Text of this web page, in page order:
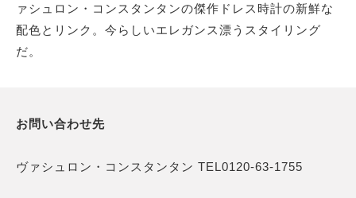
ァシュロン・コンスタンタンの傑作ドレス時計の新鮮な
配色とリンク。今らしいエレガンス漂うスタイリング
だ。
お問い合わせ先
ヴァシュロン・コンスタンタン TEL0120-63-1755